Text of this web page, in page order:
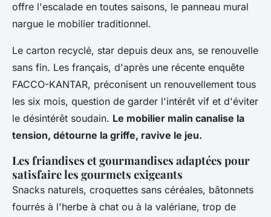
offre l'escalade en toutes saisons, le panneau mural
nargue le mobilier traditionnel.
Le carton recyclé, star depuis deux ans, se renouvelle
sans fin. Les français, d'après une récente enquête
FACCO-KANTAR, préconisent un renouvellement tous
les six mois, question de garder l'intérêt vif et d'éviter
le désintérêt soudain. Le mobilier malin canalise la
tension, détourne la griffe, ravive le jeu.
Les friandises et gourmandises adaptées pour
satisfaire les gourmets exigeants
Snacks naturels, croquettes sans céréales, bâtonnets
fourrés à l'herbe à chat ou à la valériane, trop de